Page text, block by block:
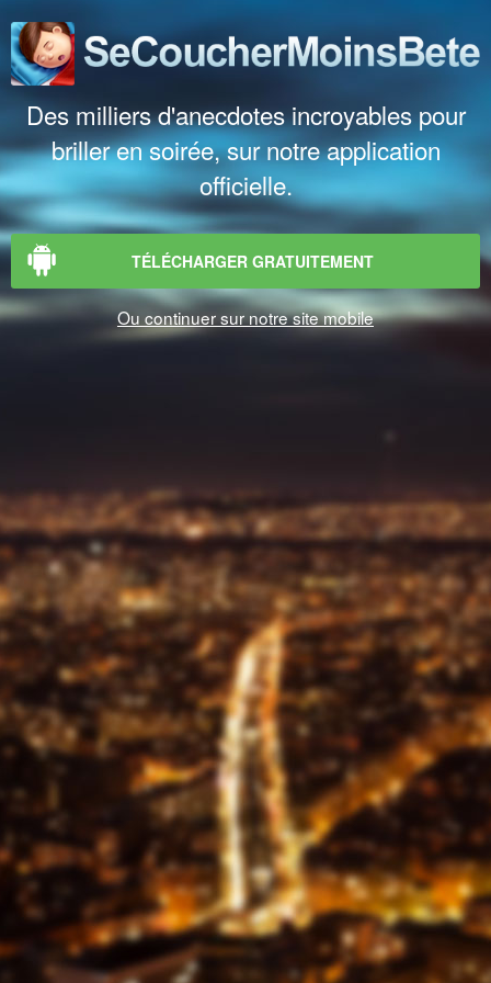
Des milliers d'anecdotes incroyables pour
briller en soirée, sur notre application
officielle.
TÉLÉCHARGER GRATUITEMENT
Ou continuer sur notre site mobile